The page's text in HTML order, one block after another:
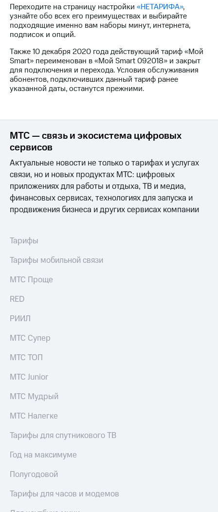
ТВ
с выгодным
тарифом
Интернет,
ТВ и телефон
для дома
Поддержка
и подписки
МТС
Подписка
на гигабайты
другое
группа
и услуги,
к геолокации
Кино,
музыка,
книги
и не
и родителям
Здоровье
Подписка
на гигабайты
интернета,
фильмы,
и многое
другое
Семейная
группа
подписки
и услуги,
доступ
к геолокации
Сертификаты
безопасности
Всё
Посмотрите,
что
полезного
есть
КИОН
Строки
Live
Гудок
Мой
МТС
Все
приложения
Переходите на страницу настройки «НЕТАРИФА»,
узнайте обо всех его преимуществах и выбирайте
подходящие именно вам наборы минут, интернета,
подписок и опций.
Также 10 декабря 2020 года действующий тариф «Мой
Smart» переименован в «Мой Smart 092018» и закрыт
для подключения и перехода. Условия обслуживания
абонентов, подключивших данный тариф ранее
указанной даты, останутся прежними.
МТС — связь и экосистема цифровых
сервисов
Актуальные новости не только о тарифах и услугах
связи, но и новых продуктах МТС: цифровых
приложениях для работы и отдыха, ТВ и медиа,
финансовых сервисах, технологиях для запуска и
продвижения бизнеса и других сервисах компании
Тарифы
Тарифы мобильной связи
МТС Проще
RED
РИИЛ
МТС Супер
МТС ТОП
МТС Junior
МТС Мудрый
МТС Налегке
Тарифы для спутникового ТВ
Год на максимуме
Полугодовой
Тарифы для часов и модемов